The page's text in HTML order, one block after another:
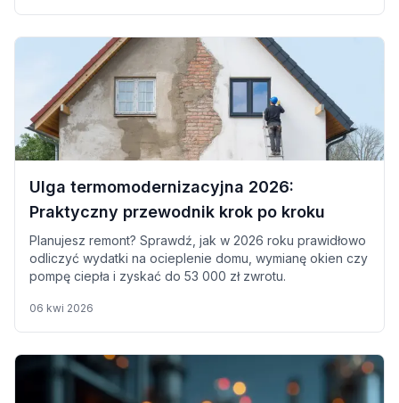
zagospodarowanie jest magazyn energii, czyli
później, wtedy gdy faktycznie jest potrzebny.
Ulga termomodernizacyjna 2026:
Praktyczny przewodnik krok po kroku
Planujesz remont? Sprawdź, jak w 2026 roku prawidłowo
odliczyć wydatki na ocieplenie domu, wymianę okien czy
pompę ciepła i zyskać do 53 000 zł zwrotu.
06 kwi 2026